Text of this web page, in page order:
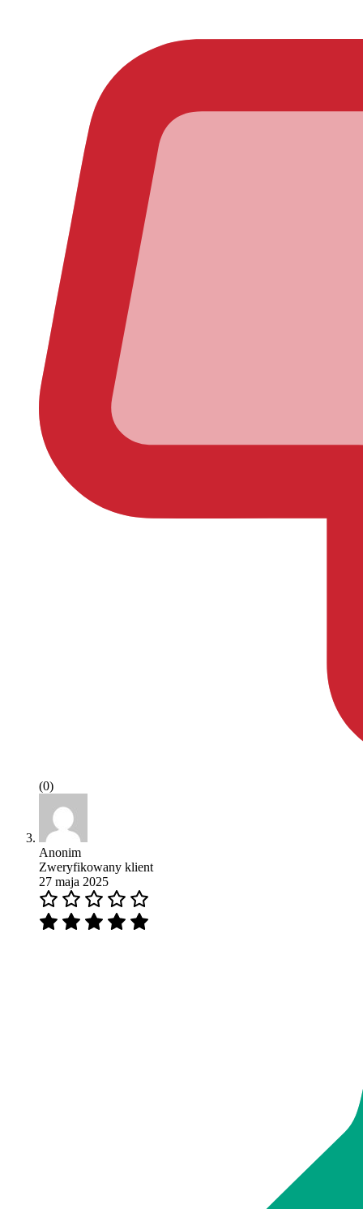
(0)
Anonim
Zweryfikowany klient
27 maja 2025